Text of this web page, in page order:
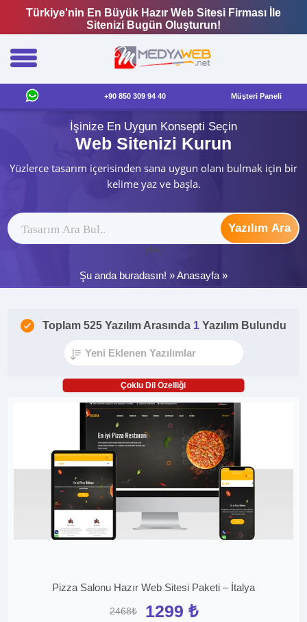
Türkiye'nin En Büyük Hazır Web Sitesi Firması İle
Sitenizi Bugün Oluşturun!
+90 850 309 94 40 Müşteri Paneli
İşinize En Uygun Konsepti Seçin
Web Sitenizi Kurun
Yüzlerce tasarım içerisinden sana uygun olanı bulmak için bir
kelime yaz ve başla.
Yazılım Ara
ytag
Şu anda buradasın! »Anasayfa »
Toplam 525 Yazılım Arasında 1 Yazılım Bulundu
Çoklu Dil Özelliği
Pizza Salonu Hazır Web Sitesi Paketi – İtalya
2468₺ 1299 ₺